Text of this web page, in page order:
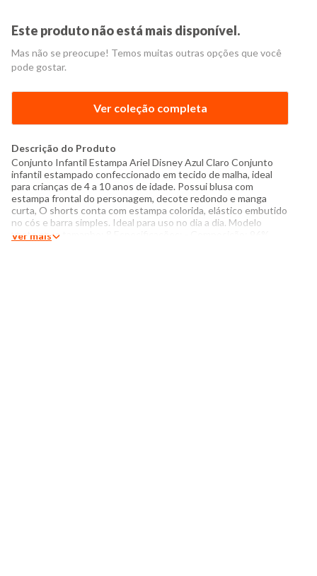
Este produto não está mais disponível.
Mas não se preocupe! Temos muitas outras opções que você
pode gostar.
Ver coleção completa
Descrição do Produto
Conjunto Infantil Estampa Ariel Disney Azul Claro Conjunto
infantil estampado confeccionado em tecido de malha, ideal
para crianças de 4 a 10 anos de idade. Possui blusa com
estampa frontal do personagem, decote redondo e manga
curta, O shorts conta com estampa colorida, elástico embutido
no cós e barra simples. Ideal para uso no dia a dia. Modelo
veste peça tamanho: 8 Especificações: - Composição: 96%
Ver mais